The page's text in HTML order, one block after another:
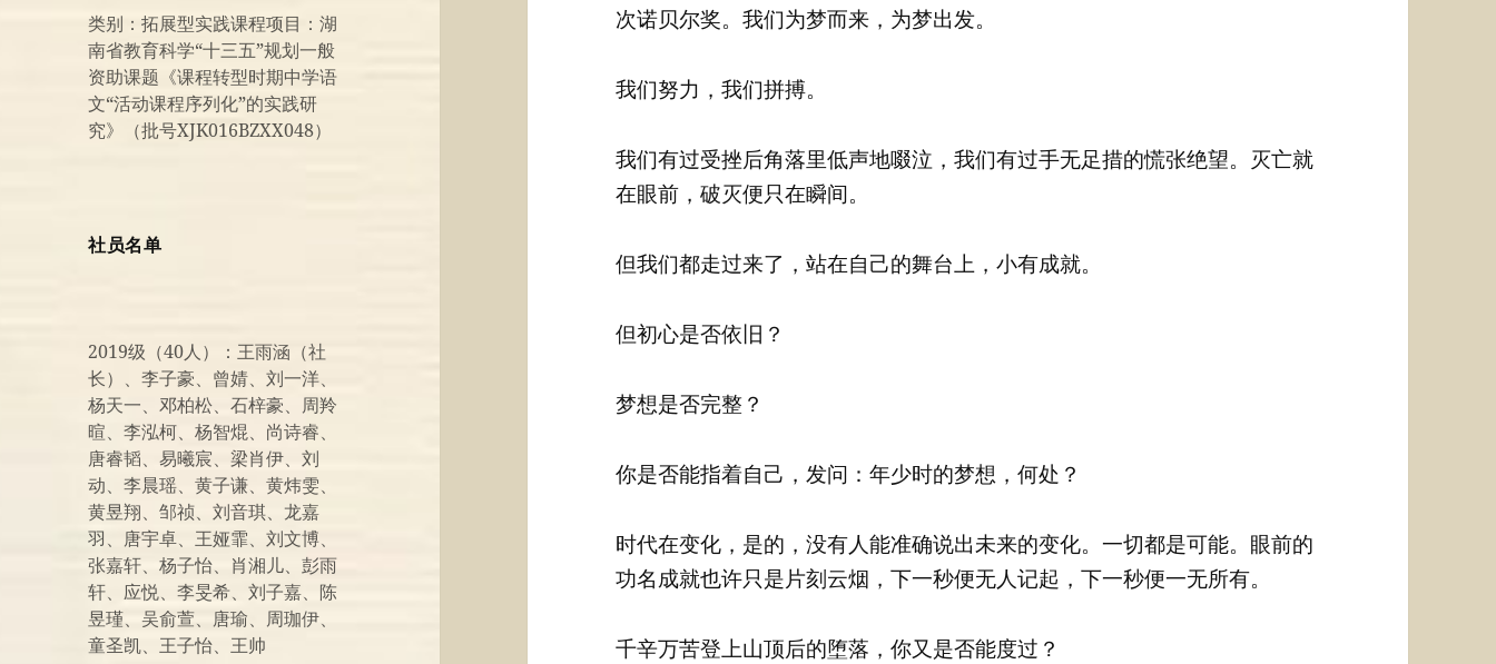
类别：拓展型实践课程项目：湖
南省教育科学“十三五”规划一般
资助课题《课程转型时期中学语
文“活动课程序列化”的实践研
究》（批号XJK016BZXX048）
社员名单
2019级（40人）：王雨涵（社
长）、李子豪、曾婧、刘一洋、
杨天一、邓柏松、石梓豪、周羚
暄、李泓柯、杨智焜、尚诗睿、
唐睿韬、易曦宸、梁肖伊、刘
动、李晨瑶、黄子谦、黄炜雯、
黄昱翔、邹祯、刘音琪、龙嘉
羽、唐宇卓、王娅霏、刘文博、
张嘉轩、杨子怡、肖湘儿、彭雨
轩、应悦、李旻希、刘子嘉、陈
昱瑾、吴俞萱、唐瑜、周珈伊、
童圣凯、王子怡、王帅
次诺贝尔奖。我们为梦而来，为梦出发。
我们努力，我们拼搏。
我们有过受挫后角落里低声地啜泣，我们有过手无足措的慌张绝望。灭亡就
在眼前，破灭便只在瞬间。
但我们都走过来了，站在自己的舞台上，小有成就。
但初心是否依旧？
梦想是否完整？
你是否能指着自己，发问：年少时的梦想，何处？
时代在变化，是的，没有人能准确说出未来的变化。一切都是可能。眼前的
功名成就也许只是片刻云烟，下一秒便无人记起，下一秒便一无所有。
千辛万苦登上山顶后的堕落，你又是否能度过？